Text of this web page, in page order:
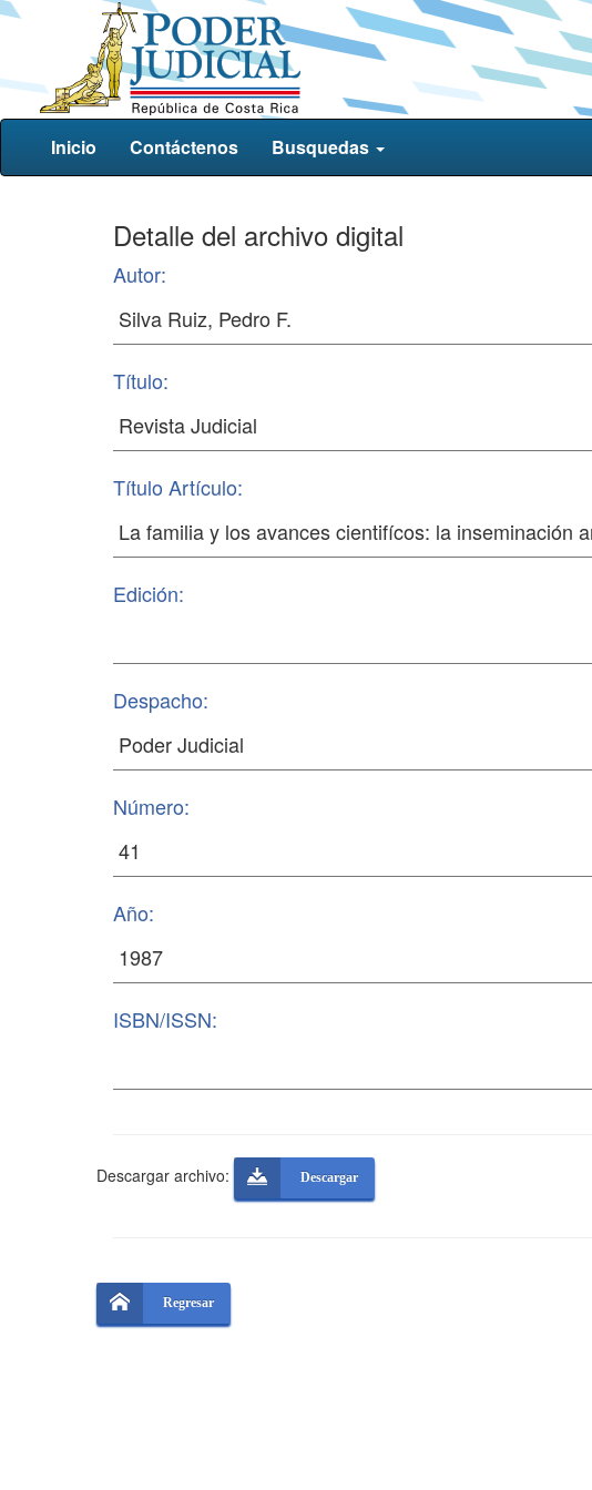
Inicio Contáctenos Busquedas
Detalle del archivo digital
Autor:
Título:
Título Artículo:
Edición:
Despacho:
Número:
Año:
ISBN/ISSN:
Descargar archivo: Descargar
Regresar